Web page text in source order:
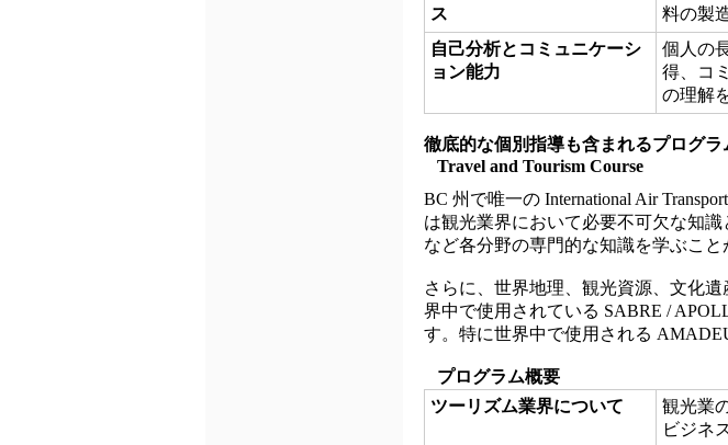
ス
料の製
自己分析とコミュニケーシ
ョン能力
個人の
得、コ
の理解
徹底的な個別指導も含まれるプログラ
Travel and Tourism Course
BC 州で唯一の International Air
は観光業界において必要不可欠な知
など各分野の専門的な知識を学ぶこと
さらに、世界地理、観光資源、文化
界中で使用されている SABRE /
す。特に世界中で使用される
プログラム概要
ツーリズム業界について
観光業
ビジネ